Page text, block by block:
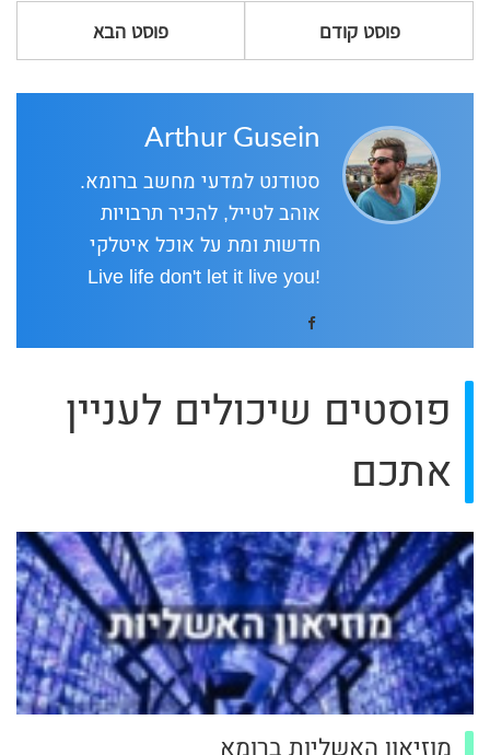
פוסט קודם פוסט הבא
Arthur Gusein
סטודנט למדעי מחשב ברומא.
אוהב לטייל, להכיר תרבויות
חדשות ומת על אוכל איטלקי
!Live life don't let it live you
פוסטים שיכולים לעניין
אתכם